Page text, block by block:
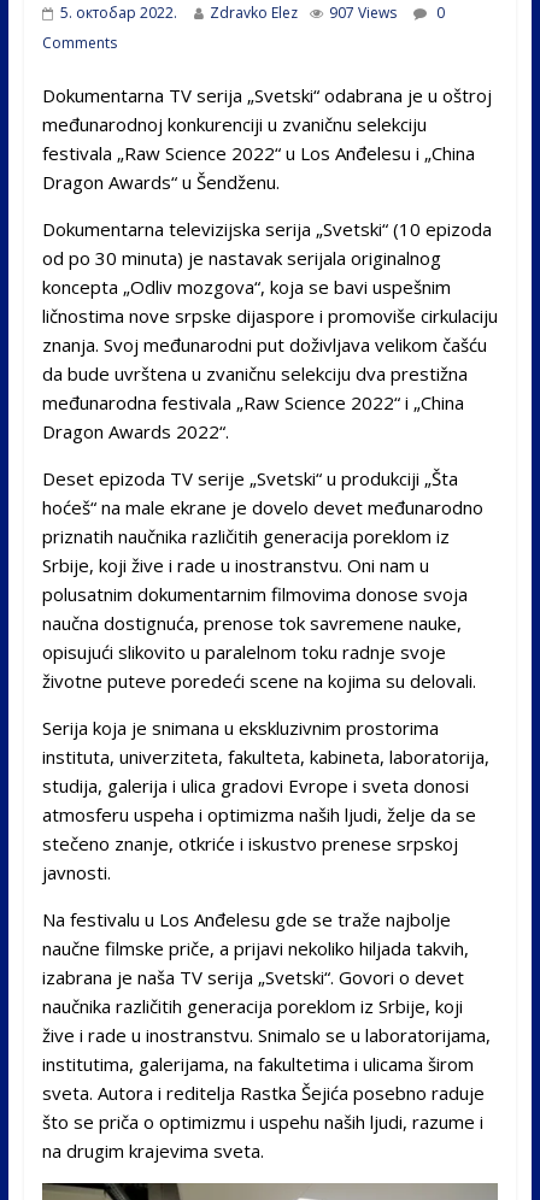
5. октобар 2022. Zdravko Elez 907 Views
0
Comments
Dokumentarna TV serija „Svetski“ odabrana je u oštroj
međunarodnoj konkurenciji u zvaničnu selekciju
festivala „Raw Science 2022“ u Los Anđelesu i „China
Dragon Awards“ u Šendženu.
Dokumentarna televizijska serija „Svetski“ (10 epizoda
od po 30 minuta) je nastavak serijala originalnog
koncepta „Odliv mozgova“, koja se bavi uspešnim
ličnostima nove srpske dijaspore i promoviše cirkulaciju
znanja. Svoj međunarodni put doživljava velikom čašću
da bude uvrštena u zvaničnu selekciju dva prestižna
međunarodna festivala „Raw Science 2022“ i „China
Dragon Awards 2022“.
Deset epizoda TV serije „Svetski“ u produkciji „Šta
hoćeš“ na male ekrane je dovelo devet međunarodno
priznatih naučnika različitih generacija poreklom iz
Srbije, koji žive i rade u inostranstvu. Oni nam u
polusatnim dokumentarnim filmovima donose svoja
naučna dostignuća, prenose tok savremene nauke,
opisujući slikovito u paralelnom toku radnje svoje
životne puteve poredeći scene na kojima su delovali.
Serija koja je snimana u ekskluzivnim prostorima
instituta, univerziteta, fakulteta, kabineta, laboratorija,
studija, galerija i ulica gradovi Evrope i sveta donosi
atmosferu uspeha i optimizma naših ljudi, želje da se
stečeno znanje, otkriće i iskustvo prenese srpskoj
javnosti.
Na festivalu u Los Anđelesu gde se traže najbolje
naučne filmske priče, a prijavi nekoliko hiljada takvih,
izabrana je naša TV serija „Svetski“. Govori o devet
naučnika različitih generacija poreklom iz Srbije, koji
žive i rade u inostranstvu. Snimalo se u laboratorijama,
institutima, galerijama, na fakultetima i ulicama širom
sveta. Autora i reditelja Rastka Šejića posebno raduje
što se priča o optimizmu i uspehu naših ljudi, razume i
na drugim krajevima sveta.